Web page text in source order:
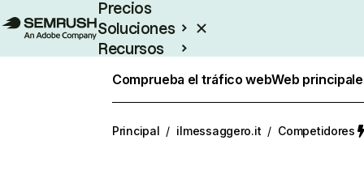
Precios
Soluciones
Recursos
Comprueba el tráfico webWeb
Principal / ilmessaggero.it / Competidores